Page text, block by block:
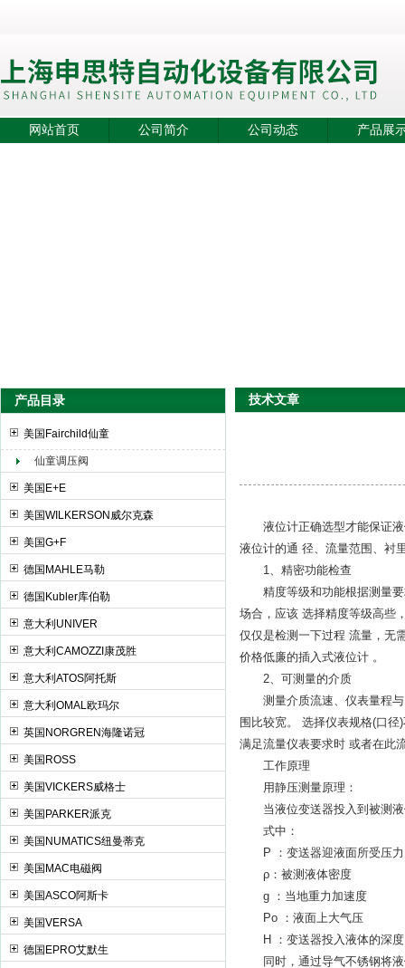
上海申思特自动化设备有限公司
网站首页 公司简介 公司动态 产品展
产品目录
美国Fairchild仙童
仙童调压阀
美国E+E
美国WILKERSON威尔克森
美国G+F
德国MAHLE马勒
德国Kubler库伯勒
意大利UNIVER
意大利CAMOZZI康茂胜
意大利ATOS阿托斯
意大利OMAL欧玛尔
英国NORGREN海隆诺冠
美国ROSS
美国VICKERS威格士
美国PARKER派克
美国NUMATICS纽曼蒂克
美国MAC电磁阀
美国ASCO阿斯卡
美国VERSA
德国EPRO艾默生
技术文章
液位计正确选型才能保证液
液位计的通 径、流量范围、衬
1、精密功能检查
精度等级和功能根据测量要
场合，应该 选择精度等级高些
仅仅是检测一下过程 流量，无
价格低廉的插入式液位计 。
2、可测量的介质
测量介质流速、仪表量程与
围比较宽。 选择仪表规格(口
满足流量仪表要求时 或者在此
工作原理
用静压测量原理：
当液位变送器投入到被测液
式中：
P ：变送器迎液面所受压力
ρ：被测液体密度
g ：当地重力加速度
Po ：液面上大气压
H ：变送器投入液体的深度
同时，通过导气不锈钢将液